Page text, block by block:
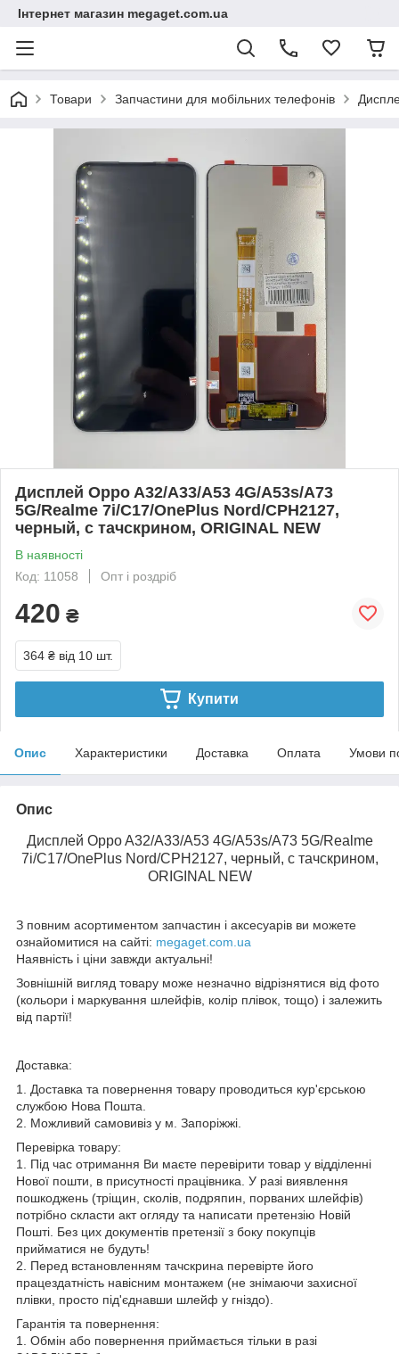
Інтернет магазин megaget.com.ua
Товари Запчастини для мобільних телефонів
Дисплей Oppo A32/A33/A53 4G/A53s/A73
5G/Realme 7i/C17/OnePlus Nord/CPH2127,
черный, с тачскрином, ORIGINAL NEW
В наявності
Код: 11058
Опт і роздріб
420 ₴
364 ₴ від 10 шт.
Купити
Опис Характеристики Доставка Оплата Умови
Опис
Дисплей Oppo A32/A33/A53 4G/A53s/A73 5G/Realme
7i/C17/OnePlus Nord/CPH2127, черный, с тачскрином,
ORIGINAL NEW
З повним асортиментом запчастин і аксесуарів ви можете
ознайомитися на сайті: megaget.com.ua
Наявність і ціни завжди актуальні!
Зовнішній вигляд товару може незначно відрізнятися від фото
(кольори і маркування шлейфів, колір плівок, тощо) і залежить
від партії!
Доставка:
1. Доставка та повернення товару проводиться кур'єрською
службою Нова Пошта.
2. Можливий самовивіз у м. Запоріжжі.
Перевірка товару:
1. Під час отримання Ви маєте перевірити товар у відділенні
Нової пошти, в присутності працівника. У разі виявлення
пошкоджень (тріщин, сколів, подряпин, порваних шлейфів)
потрібно скласти акт огляду та написати претензію Новій
Пошті. Без цих документів претензії з боку покупців
прийматися не будуть!
2. Перед встановленням тачскрина перевірте його
працездатність навісним монтажем (не знімаючи захисної
плівки, просто під'єднавши шлейф у гніздо).
Гарантія та повернення:
1. Обмін або повернення приймається тільки в разі